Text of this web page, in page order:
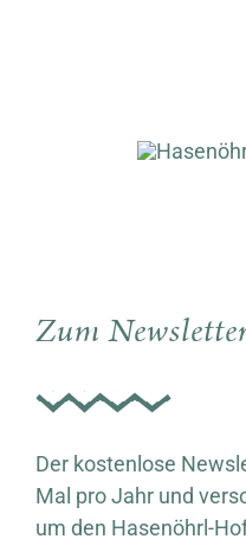
Zum
Der kostenlose
Mal pro Jahr und
um den Hasenöhrl-